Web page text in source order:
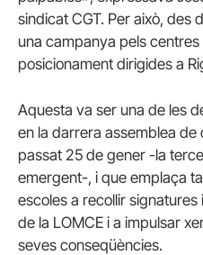
sindicat CGT. Per això, des
una campanya pels
posicionament dirigides a
Aquesta va ser una de les
en la darrera assemblea
passat 25 de gener -la
emergent-, i que emplaça
escoles a recollir
de la LOMCE i a impulsar
seves conseqüències.